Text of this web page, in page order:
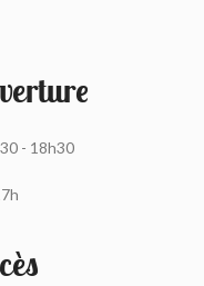
- 18h30